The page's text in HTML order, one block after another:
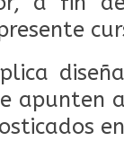
apunten